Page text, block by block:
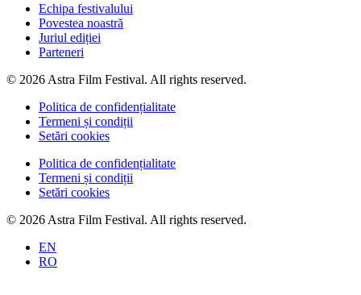
Echipa festivalului
Povestea noastră
Juriul ediției
Parteneri
© 2026 Astra Film Festival. All rights reserved.
Politica de confidențialitate
Termeni și condiții
Setări cookies
Politica de confidențialitate
Termeni și condiții
Setări cookies
© 2026 Astra Film Festival. All rights reserved.
EN
RO